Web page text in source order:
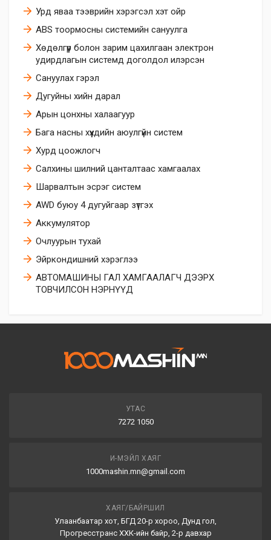
Урд яваа тээврийн хэрэгсэл хэт ойр
ABS тоормосны системийн сануулга
Хөдөлгүүр болон зарим цахилгаан электрон
удирдлагын системд доголдол илэрсэн
Сануулах гэрэл
Дугуйны хийн дарал
Арын цонхны халаагуур
Бага насны хүүхдийн аюулгүйн систем
Хурд цоожлогч
Салхины шилний цанталтаас хамгаалах
Шарвалтын эсрэг систем
AWD буюу 4 дугуйгаар зүтгэх
Аккумулятор
Очлуурын тухай
Эйркoндишний хэрэглээ
АВТОМАШИНЫ ГАЛ ХАМГААЛАГЧ ДЭЭРХ
ТОВЧИЛСОН НЭРНҮҮД
УТАС
7272 1050
И-МЭЙЛ ХАЯГ
1000mashin.mn@gmail.com
ХАЯГ/БАЙРШИЛ
Улаанбаатар хот, БГД 20-р хороо, Дунд гол,
Прогресстранс ХХК-ийн байр, 2-р давхар